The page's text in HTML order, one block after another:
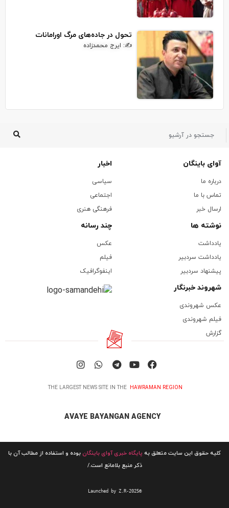
تحول در جاده‌های مرگ اورامانات
✍: ایرج محمدزاده
آوای باینگان
درباره ما
تماس با ما
ارسال خبر
اخبار
سیاسی
اجتماعی
فرهنگی هنری
نوشته ها
یادداشت
یادداشت سردبیر
پیشنهاد سردبیر
چند رسانه
عکس
فیلم
اینفوگرافیک
شهروند خبرنگار
عکس شهروندی
فیلم شهروندی
گزارش
THE LARGEST NEWS SITE IN THE HAWRAMAN REGION
AVAYE BAYANGAN AGENCY
کلیه حقوق این سایت متعلق به پایگاه خبری آوای باینگانبوده و استفاده از مطالب آن با
ذکر منبع بلامانع است./
Launched by Z.R-2025©